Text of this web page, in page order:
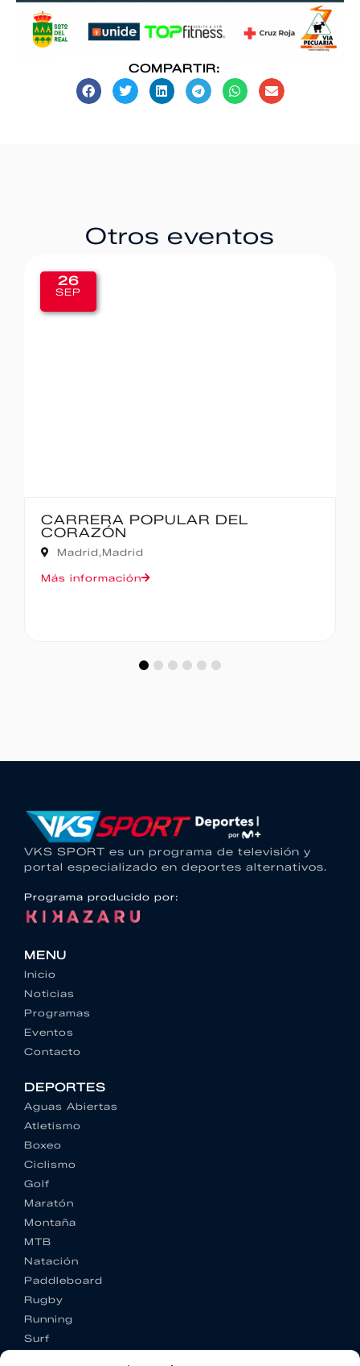
COMPARTIR:
Otros eventos
20
SEP
IBERCAJA MADRID CORRE POR
MADRID – 10K
Madrid,Madrid
Más información
VKS SPORT es un programa de televisión y
portal especializado en deportes alternativos.
Programa producido por:
MENU
Inicio
Noticias
Programas
Eventos
Contacto
DEPORTES
Aguas Abiertas
Atletismo
Boxeo
Ciclismo
Golf
Maratón
Montaña
MTB
Natación
Paddleboard
Rugby
Running
Surf